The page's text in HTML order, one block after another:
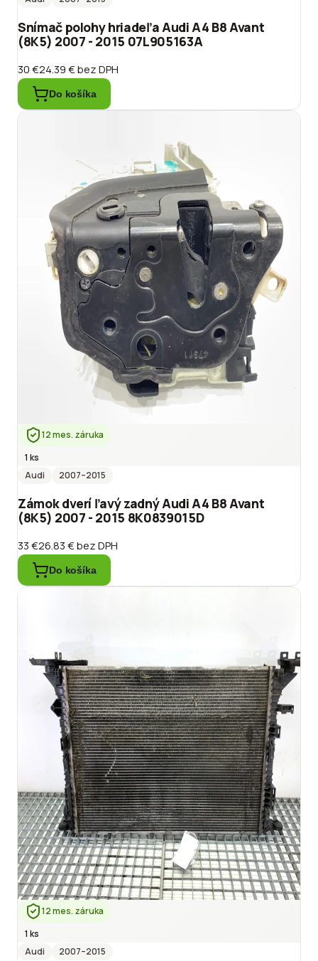
Snímač polohy hriadeľa Audi A4 B8 Avant
(8K5) 2007 - 2015 07L905163A
30 €24.39 €bez DPH
Do košíka
12 mes. záruka
1 ks
Audi
2007–2015
Zámok dverí ľavý zadný Audi A4 B8 Avant
(8K5) 2007 - 2015 8K0839015D
33 €26.83 €bez DPH
Do košíka
12 mes. záruka
1 ks
Audi
2007–2015